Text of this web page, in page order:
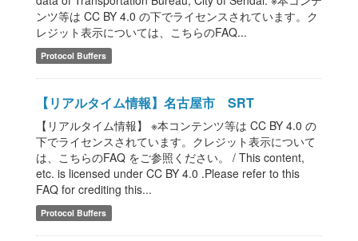
ンツ等は CC BY 4.0 の下でライセンスされています。ク
レジット表示については、こちらのFAQ...
Protocol Buffers
【リアルタイム情報】名古屋市 SRT
【リアルタイム情報】 ※本コンテンツ等は CC BY 4.0 の
下でライセンスされています。クレジット表示について
は、こちらのFAQ をご参照ください。 / This content,
etc. is licensed under CC BY 4.0 .Please refer to this
FAQ for crediting this...
Protocol Buffers